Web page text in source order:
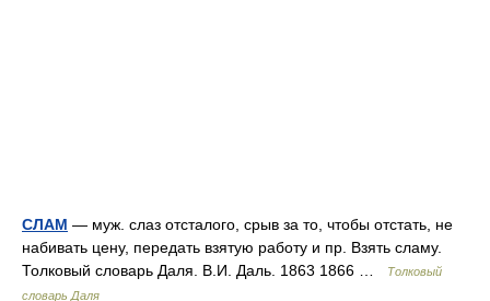
СЛАМ — муж. слаз отсталого, срыв за то, чтобы отстать, не
набивать цену, передать взятую работу и пр. Взять сламу.
Толковый словарь Даля. В.И. Даль. 1863 1866 …
Толковый
словарь Даля